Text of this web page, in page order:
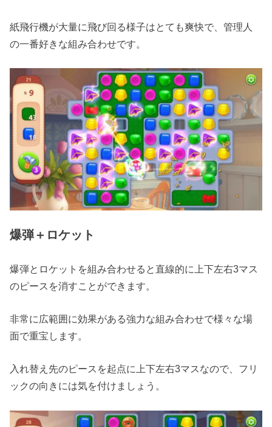
紙飛行機が大量に飛び回る様子はとても爽快で、管理人
の一番好きな組み合わせです。
爆弾＋ロケット
爆弾とロケットを組み合わせると直線的に上下左右3マス
のピースを消すことができます。
非常に広範囲に効果がある強力な組み合わせで様々な場
面で重宝します。
入れ替え先のピースを起点に上下左右3マスなので、フリ
ックの向きには気を付けましょう。